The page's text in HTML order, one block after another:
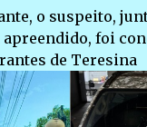
o suspeito,
foi
de Teresina